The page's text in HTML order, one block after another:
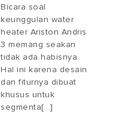
Bicara soal
keunggulan water
heater Ariston Andris
3 memang seakan
tidak ada habisnya.
Hal ini karena desain
dan fiturnya dibuat
khusus untuk
segmenta[...]